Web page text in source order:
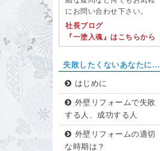
にお問い合わせ下さい。
社長ブログ
『一塗入魂』はこちらから
失敗したくないあなたに…
はじめに
外壁リフォームで失敗
する人、成功する人
外壁リフォームの適切
な時期は？